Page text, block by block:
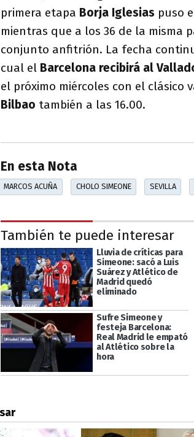
primera etapa Borja Iglesias puso
mientras que a los 36 de la misma
conjunto anfitrión. La fecha
cual el Barcelona recibirá al
el próximo miércoles con el clásico
Bilbao también a las 16.00.
En esta Nota
MARCOS ACUÑA CHOLO SIMEONE SEVILLA
También te puede interesar
Lluvia de críticas para
Simeone: sacó a Luis
Suárez y Atlético de
Madrid quedó
eliminado
Sufre Simeone y
festeja Barcelona:
Real Madrid le empató
al Atlético sobre la
hora